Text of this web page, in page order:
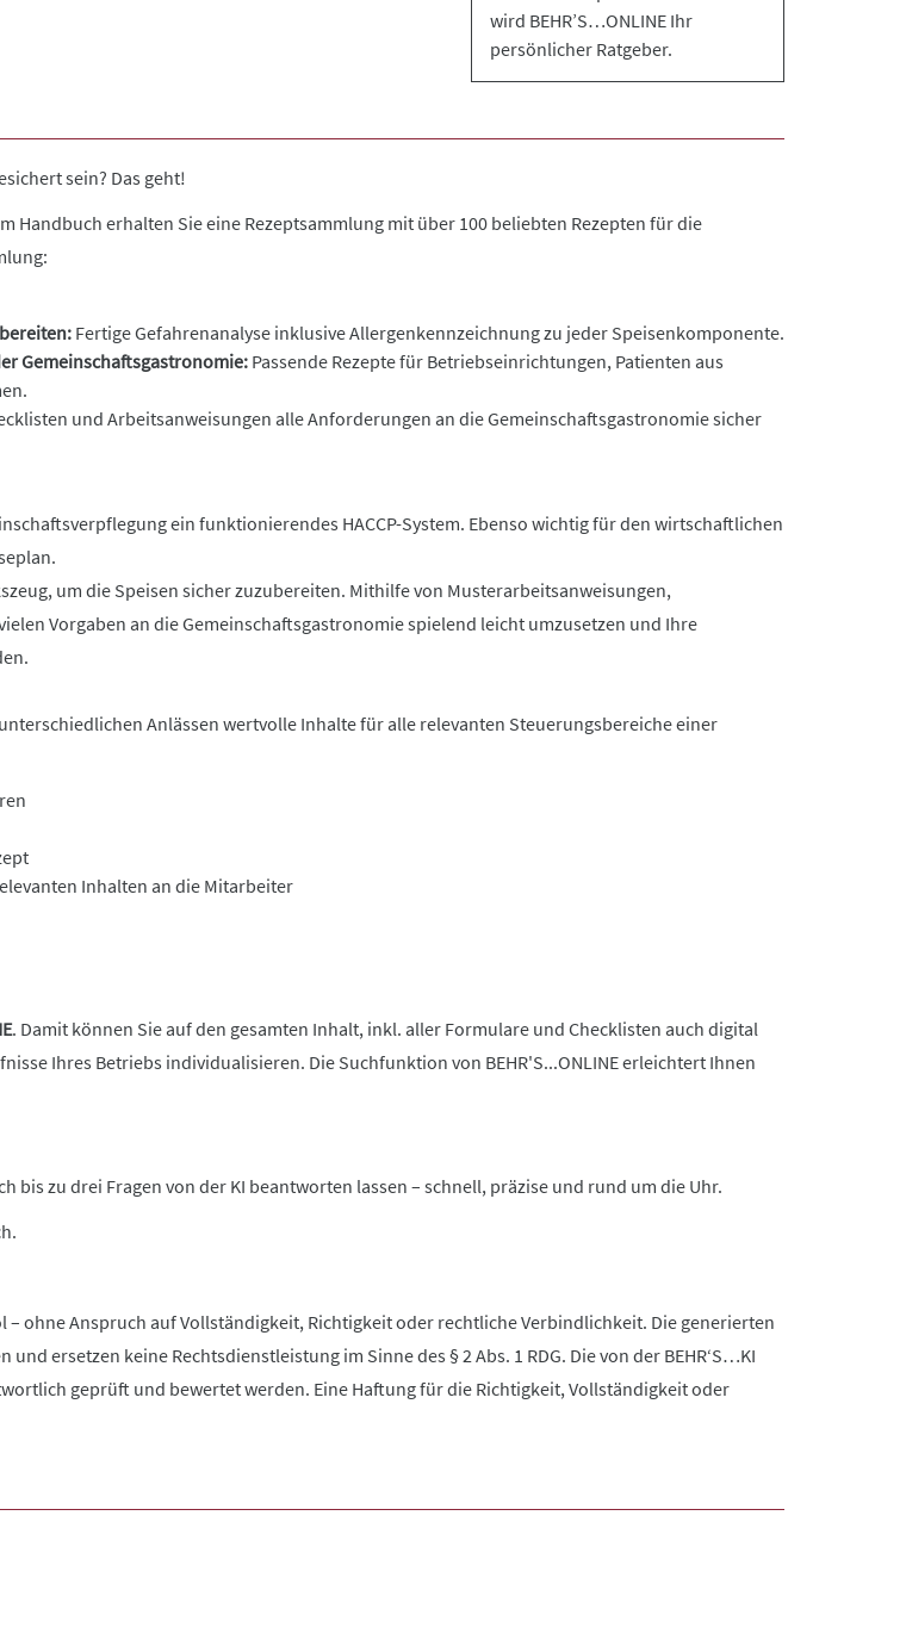
wird BEHR’S…ONLINE Ihr
persönlicher Ratgeber.
sein? Das geht!
Handbuch erhalten Sie eine Rezeptsammlung mit über 100 beliebten Rezepten für die
Fertige Gefahrenanalyse inklusive Allergenkennzeichnung zu jeder Speisenkomponente.
Gemeinschaftsgastronomie: Passende Rezepte für Betriebseinrichtungen, Patienten aus
und Arbeitsanweisungen alle Anforderungen an die Gemeinschaftsgastronomie sicher
ein funktionierendes HACCP-System. Ebenso wichtig für den wirtschaftlichen
um die Speisen sicher zuzubereiten. Mithilfe von Musterarbeitsanweisungen,
Vorgaben an die Gemeinschaftsgastronomie spielend leicht umzusetzen und Ihre
Anlässen wertvolle Inhalte für alle relevanten Steuerungsbereiche einer
Inhalten an die Mitarbeiter
. Damit können Sie auf den gesamten Inhalt, inkl. aller Formulare und Checklisten auch digital
Ihres Betriebs individualisieren. Die Suchfunktion von BEHR'S...ONLINE erleichtert Ihnen
bis zu drei Fragen von der KI beantworten lassen – schnell, präzise und rund um die Uhr.
– ohne Anspruch auf Vollständigkeit, Richtigkeit oder rechtliche Verbindlichkeit. Die generierten
ersetzen keine Rechtsdienstleistung im Sinne des § 2 Abs. 1 RDG. Die von der BEHR‘S…KI
geprüft und bewertet werden. Eine Haftung für die Richtigkeit, Vollständigkeit oder